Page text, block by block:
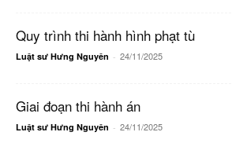
Quy trình thi hành hình phạt tù
Luật sư Hưng Nguyên - 24/11/2025
Giai đoạn thi hành án
Luật sư Hưng Nguyên - 24/11/2025